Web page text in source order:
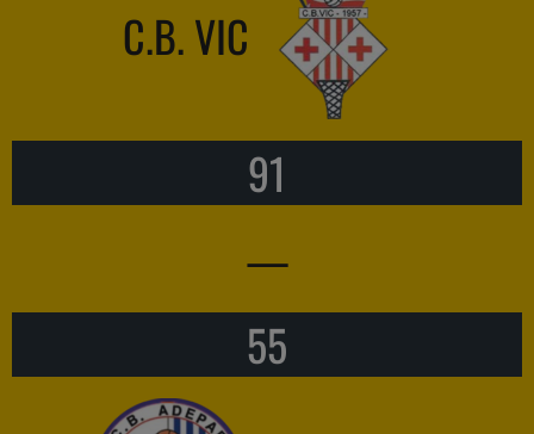
C.B. VIC
91
—
55